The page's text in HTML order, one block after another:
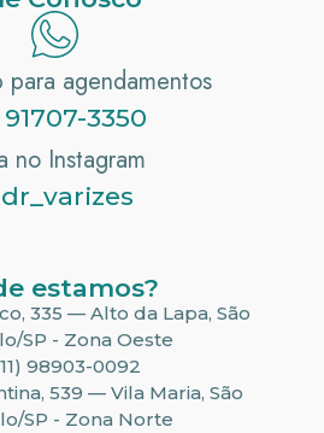
agendamentos
91707-3350
no Instagram
estamos?
335 — Alto da Lapa, São
SP - Zona Oeste
98903-0092
539 — Vila Maria, São
SP - Zona Norte